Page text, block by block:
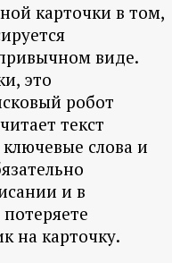
карточки в том,
виде.
это
робот
текст
слова и
и в
на карточку.